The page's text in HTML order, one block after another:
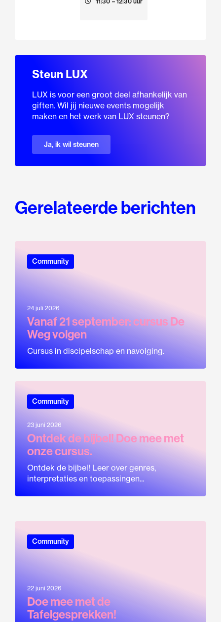
Steun LUX
LUX is voor een groot deel afhankelijk van
giften. Wil jij nieuwe events mogelijk
maken en het werk van LUX steunen?
Ja, ik wil steunen
Gerelateerde berichten
Community
24 juli 2026
Vanaf 21 september: cursus De
Weg volgen
Cursus in discipelschap en navolging.
Community
23 juni 2026
Ontdek de bijbel! Doe mee met
onze cursus.
Ontdek de bijbel! Leer over genres,
interpretaties en toepassingen...
Community
22 juni 2026
Doe mee met de
Tafelgesprekken!